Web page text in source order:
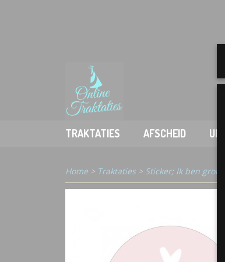
TRAKTATIES AFSCHEID
Home > Traktaties > Sticker; Ik ben grote